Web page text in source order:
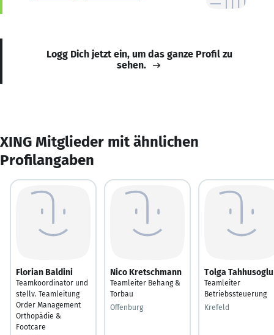
Logg Dich jetzt ein, um das ganze Profil zu
sehen.
XING Mitglieder mit ähnlichen
Profilangaben
Florian Baldini
Teamkoordinator und
stellv. Teamleitung
Order Management
Orthopädie &
Footcare
Nico Kretschmann
Teamleiter Behang &
Torbau
Offenburg
Tolga Tahhusoglu
Teamleiter
Betriebssteuerung
Krefeld